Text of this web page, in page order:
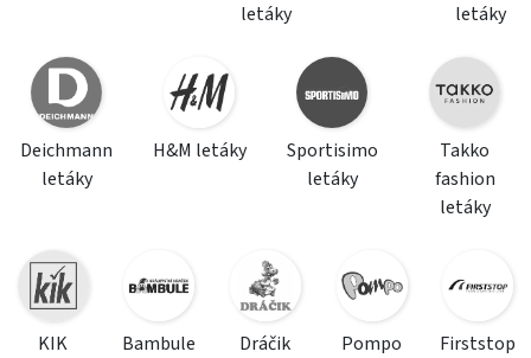
letáky
letáky
Deichmann
letáky
H&M letáky
Sportisimo
letáky
Takko
fashion
letáky
KIK
Bambule
Dráčik
Pompo
Firststop